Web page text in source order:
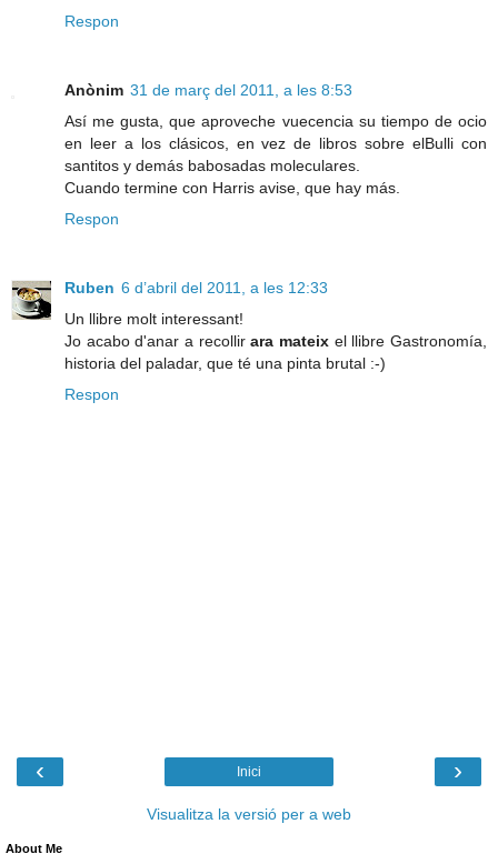
Respon
Anònim 31 de març del 2011, a les 8:53
Así me gusta, que aproveche vuecencia su tiempo de ocio
en leer a los clásicos, en vez de libros sobre elBulli con
santitos y demás babosadas moleculares.
Cuando termine con Harris avise, que hay más.
Respon
Ruben 6 d’abril del 2011, a les 12:33
Un llibre molt interessant!
Jo acabo d'anar a recollirara mateix el llibre Gastronomía,
historia del paladar, que té una pinta brutal :-)
Respon
‹ ›
Inici
Visualitza la versió per a web
About Me